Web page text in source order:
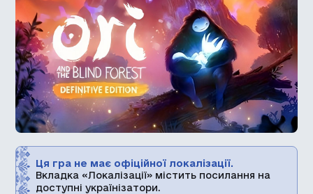
Ця гра не має офіційної локалізації.
Вкладка «Локалізації» містить посилання на
доступні українізатори.